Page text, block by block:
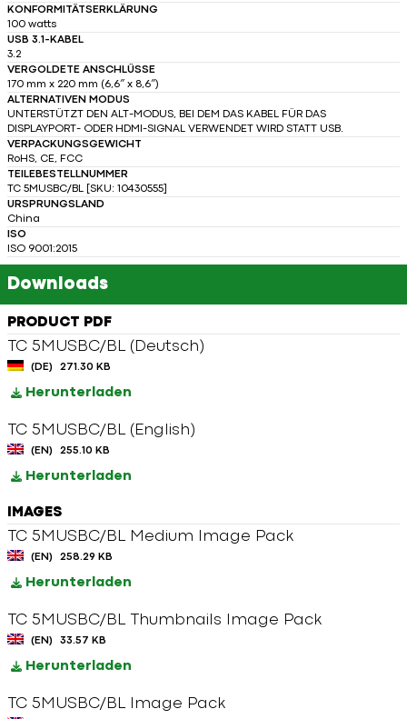
KONFORMITÄTSERKLÄRUNG
100 watts
USB 3.1-KABEL
3.2
VERGOLDETE ANSCHLÜSSE
170 mm x 220 mm (6,6″ x 8,6″)
ALTERNATIVEN MODUS
UNTERSTÜTZT DEN ALT-MODUS, BEI DEM DAS KABEL FÜR DAS
DISPLAYPORT- ODER HDMI-SIGNAL VERWENDET WIRD STATT USB.
VERPACKUNGSGEWICHT
RoHS, CE, FCC
TEILEBESTELLNUMMER
TC 5MUSBC/BL [SKU: 10430555]
URSPRUNGSLAND
China
ISO
ISO 9001:2015
Downloads
PRODUCT PDF
TC 5MUSBC/BL (Deutsch)
(DE) 271.30 KB
Herunterladen
TC 5MUSBC/BL (English)
(EN) 255.10 KB
Herunterladen
IMAGES
TC 5MUSBC/BL Medium Image Pack
(EN) 258.29 KB
Herunterladen
TC 5MUSBC/BL Thumbnails Image Pack
(EN) 33.57 KB
Herunterladen
TC 5MUSBC/BL Image Pack